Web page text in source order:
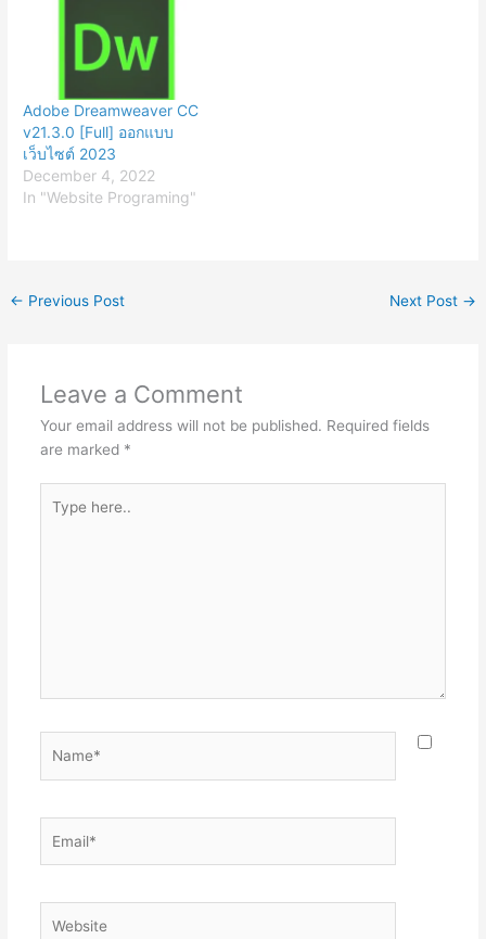
Adobe Dreamweaver CC
v21.3.0 [Full] ออกแบบ
เว็บไซต์ 2023
December 4, 2022
In "Website Programing"
← Previous Post Next Post →
Leave a Comment
Your email address will not be published. Required fields
are marked *
here..